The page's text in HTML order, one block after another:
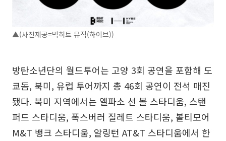
▲(사진제공=빅히트 뮤직(하이브))
방탄소년단의 월드투어는 고양 3회 공연을 포함해 도
쿄돔, 북미, 유럽 투어까지 총 46회 공연이 전석 매진
됐다. 북미 지역에서는 엘파소 선 볼 스타디움, 스탠
퍼드 스타디움, 폭스버러 질레트 스타디움, 볼티모어
M&T 뱅크 스타디움, 알링턴 AT&T 스타디움에서 한